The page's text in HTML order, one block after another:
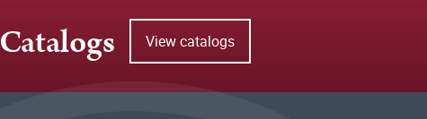
Catalogs View catalogs